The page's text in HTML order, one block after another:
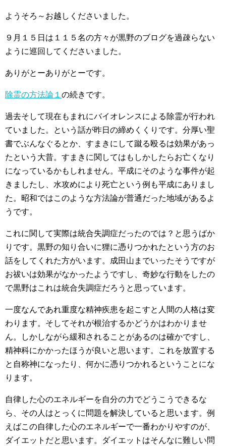
ようそろ～お越しくださいました。
９月１５日は１１５名の方々が黒野のブログを過疎らない
ように巡回してくださいました。
ありがとーありがとーです。
除霊の方法論１ の続きです。
過去そして現在もまれにバイオレンスによる除霊が行われ
ていました。という話が昨日の締めくくりです。分厚い聖
書でぶんなぐるとか、すまきにして蹴る殴るは効果があっ
たという大昔。すまきに関してはもしかしたらお亡くなり
になっているかもしれません。平成にそのような事件が起
きましたし、水攻めにより死亡という例も平成にありまし
た。昭和ではこのような方法論が普通だった地域があるよ
うです。
これに関して実際は統合失調症だったのでは？と思うばか
りです。黒野の知り合いに狸に憑りつかれたという方のお
話をしてくれた方がいます。成田山までいったそうですが
お祓いは効果がなかったようですし、奇妙な行動をしたの
で黒野はこれは統合失調症だろうと思っています。
一度なんであれ重度な精神疾患を起こすと人間の人格は変
わります。そしてそれが根治するかどうかはわかりませ
ん。しかしながら緩和されることがあるのは確かですし、
精神科にかかったほうが良いと思います。これを放置する
と自称神になったり、何かに憑りつかれるということにな
ります。
自律した心のエネルギーを自分の力でどうこうできるな
ら、その人はとっくに問題を解決していると思います。例
えばこの自律した心のエネルギーで一番わかりやすのが、
ダイエットだと思います。ダイエットはそんなに難しい問